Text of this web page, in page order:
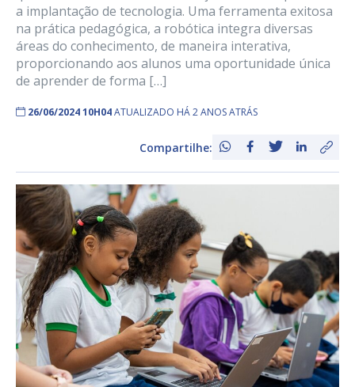
a implantação de tecnologia. Uma ferramenta exitosa
na prática pedagógica, a robótica integra diversas
áreas do conhecimento, de maneira interativa,
proporcionando aos alunos uma oportunidade única
de aprender de forma […]
26/06/2024 10H04ATUALIZADO HÁ 2 ANOS ATRÁS
Compartilhe: